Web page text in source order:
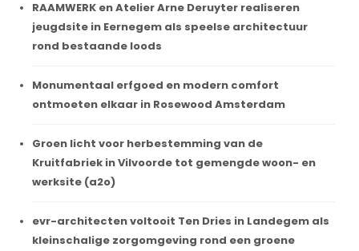
RAAMWERK en Atelier Arne Deruyter realiseren
jeugdsite in Eernegem als speelse architectuur
rond bestaande loods
Monumentaal erfgoed en modern comfort
ontmoeten elkaar in Rosewood Amsterdam
Groen licht voor herbestemming van de
Kruitfabriek in Vilvoorde tot gemengde woon- en
werksite (a2o)
evr-architecten voltooit Ten Dries in Landegem als
kleinschalige zorgomgeving rond een groene